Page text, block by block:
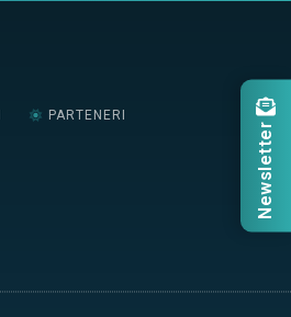
PARTENERI
Newsletter